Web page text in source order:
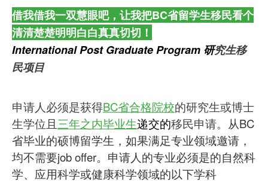
借我借我一双慧眼吧，让我把BC省留学生移民看个
清清楚楚明明白白真真切切！
International Post Graduate Program 研究生移
民项目
申请人必须是获得BC省合格院校的研究生或博士
生学位且三年之内毕业生递交的移民申请。 从BC
省毕业的硕博留学生，如果满足专业领域邀请，
均不需要job offer。申请人的专业必须是的自然科
学、应用科学或健康科学领域的以下学科